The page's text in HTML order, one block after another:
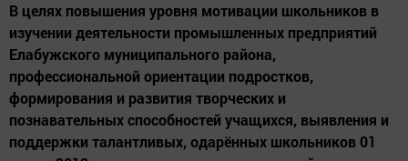
В целях повышения уровня мотивации школьников в
изучении деятельности промышленных предприятий
Елабужского муниципального района,
профессиональной ориентации подростков,
формирования и развития творческих и
познавательных способностей учащихся, выявления и
поддержки талантливых, одарённых школьников 01